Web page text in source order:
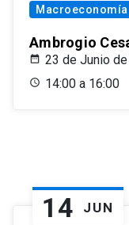
Macroeconomía
Ambrogio
23 de Junio
14:00 a 16:00
14 JUN